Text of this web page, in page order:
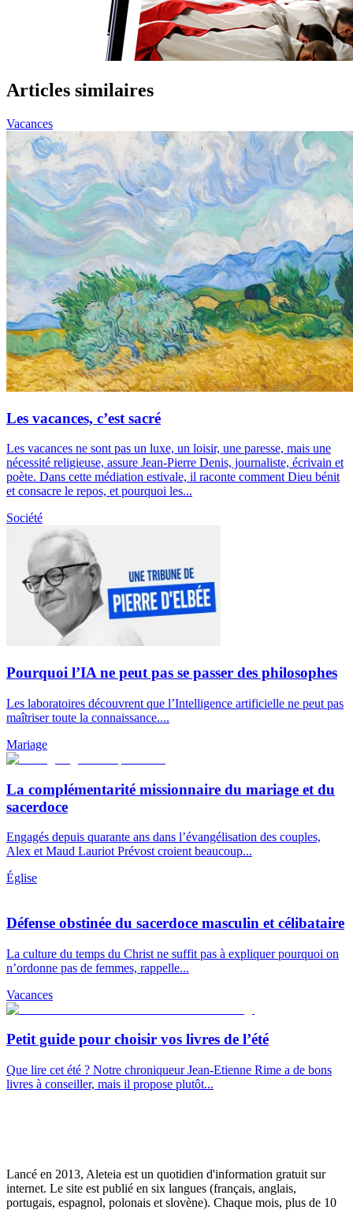
Articles similaires
Vacances
Les vacances, c’est sacré
Les vacances ne sont pas un luxe, un loisir, une paresse, mais une
nécessité religieuse, assure Jean-Pierre Denis, journaliste, écrivain et
poète. Dans cette médiation estivale, il raconte comment Dieu bénit
et consacre le repos, et pourquoi les...
Société
Pourquoi l’IA ne peut pas se passer des philosophes
Les laboratoires découvrent que l’Intelligence artificielle ne peut pas
maîtriser toute la connaissance....
Mariage
La complémentarité missionnaire du mariage et du
sacerdoce
Engagés depuis quarante ans dans l’évangélisation des couples,
Alex et Maud Lauriot Prévost croient beaucoup...
Église
Défense obstinée du sacerdoce masculin et célibataire
La culture du temps du Christ ne suffit pas à expliquer pourquoi on
n’ordonne pas de femmes, rappelle...
Vacances
Petit guide pour choisir vos livres de l’été
Que lire cet été ? Notre chroniqueur Jean-Etienne Rime a de bons
livres à conseiller, mais il propose plutôt...
Lancé en 2013, Aleteia est un quotidien d'information gratuit sur
internet. Le site est publié en six langues (français, anglais,
portugais, espagnol, polonais et slovène). Chaque mois, plus de 10